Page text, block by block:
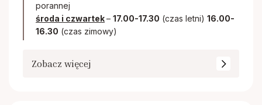
porannej
środa i czwartek– 17.00-17.30 (czas letni) 16.00-
16.30 (czas zimowy)
Zobacz więcej